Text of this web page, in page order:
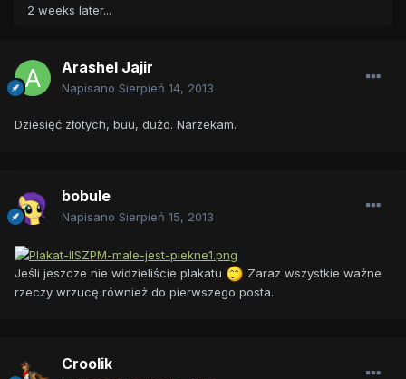
2 weeks later...
Arashel Jajir
Napisano Sierpień 14, 2013
Dziesięć złotych, buu, dużo. Narzekam.
bobule
Napisano Sierpień 15, 2013
Jeśli jeszcze nie widzieliście plakatu
Zaraz wszystkie ważne
rzeczy wrzucę również do pierwszego posta.
Croolik